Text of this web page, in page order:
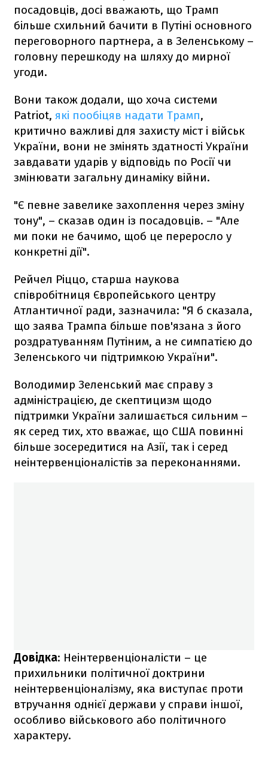
посадовців, досі вважають, що Трамп
більше схильний бачити в Путіні основного
переговорного партнера, а в Зеленському –
головну перешкоду на шляху до мирної
угоди.
Вони також додали, що хоча системи
Patriot, які пообіцяв надати Трамп,
критично важливі для захисту міст і військ
України, вони не змінять здатності України
завдавати ударів у відповідь по Росії чи
змінювати загальну динаміку війни.
"Є певне завелике захоплення через зміну
тону", – сказав один із посадовців. – "Але
ми поки не бачимо, щоб це переросло у
конкретні дії".
Рейчел Ріццо, старша наукова
співробітниця Європейського центру
Атлантичної ради, зазначила: "Я б сказала,
що заява Трампа більше пов'язана з його
роздратуванням Путіним, а не симпатією до
Зеленського чи підтримкою України".
Володимир Зеленський має справу з
адміністрацією, де скептицизм щодо
підтримки України залишається сильним –
як серед тих, хто вважає, що США повинні
більше зосередитися на Азії, так і серед
неінтервенціоналістів за переконаннями.
Довідка: Неінтервенціоналісти – це
прихильники політичної доктрини
неінтервенціоналізму, яка виступає проти
втручання однієї держави у справи іншої,
особливо військового або політичного
характеру.